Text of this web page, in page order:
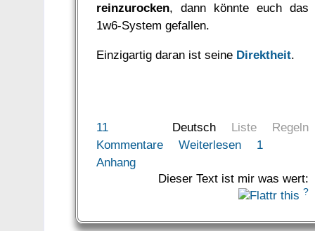
reinzurocken, dann könnte euch das
1w6-System gefallen.
Einzigartig daran ist seine Direktheit.
Deutsch Liste Regeln
11
Kommentare
Weiterlesen
1
Anhang
Dieser Text ist mir was wert:
?